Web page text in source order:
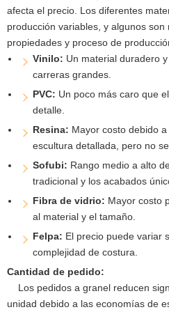
afecta el precio. Los diferentes
producción variables, y algunos
propiedades y proceso de
Vinilo: Un material duradero
carreras grandes.
PVC: Un poco más caro que
detalle.
Resina: Mayor costo debido
escultura detallada, pero no
Sofubi: Rango medio a alto
tradicional y los acabados
Fibra de vidrio: Mayor costo
al material y el tamaño.
Felpa: El precio puede variar
complejidad de costura.
Cantidad de pedido:
Los pedidos a granel reducen
unidad debido a las economías de